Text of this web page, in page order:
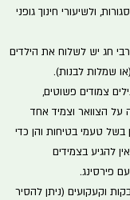
ולשיעורי חינוך גופני
חג יש לשלוח את הילדים
(או שמלות לבנות).
צמודים פשוטים,
הצוואר וצמיד אחד
בשל טעמי בטיחות והן כדי
להגיע בצמידים
פירסינג.
וקעקועים (ניתן להסיר